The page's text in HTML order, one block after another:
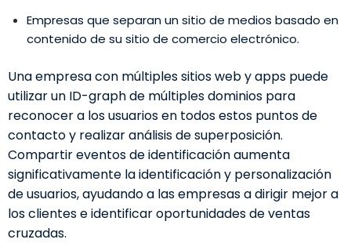
Empresas que separan un sitio de medios basado en
contenido de su sitio de comercio electrónico.
Una empresa con múltiples sitios web y apps puede
utilizar un ID-graph de múltiples dominios para
reconocer a los usuarios en todos estos puntos de
contacto y realizar análisis de superposición.
Compartir eventos de identificación aumenta
significativamente la identificación y personalización
de usuarios, ayudando a las empresas a dirigir mejor a
los clientes e identificar oportunidades de ventas
cruzadas.